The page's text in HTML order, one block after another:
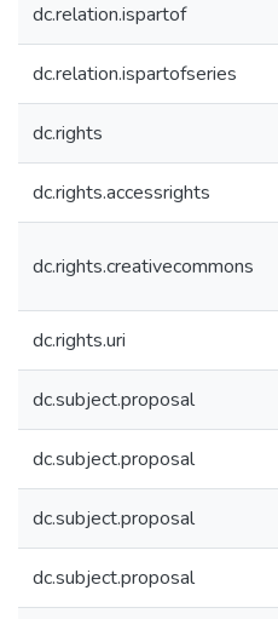
dc.relation.ispartof
dc.relation.ispartofseries
dc.rights
dc.rights.accessrights
dc.rights.creativecommons
dc.rights.uri
dc.subject.proposal
dc.subject.proposal
dc.subject.proposal
dc.subject.proposal